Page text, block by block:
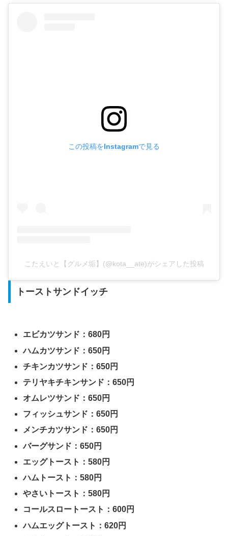
この投稿をInstagramで見る
こたえいと【グルメ垢】(@kota__ate)がシェアした投稿
トーストサンドイッチ
エビカツサンド：680円
ハムカツサンド：650円
チキンカツサンド：650円
テリヤキチキンサンド：650円
オムレツサンド：650円
フィッシュサンド：650円
メンチカツサンド：650円
バーグサンド：650円
エッグトースト：580円
ハムトースト：580円
やさいトースト：580円
コールスロートースト：600円
ハムエッグトースト：620円